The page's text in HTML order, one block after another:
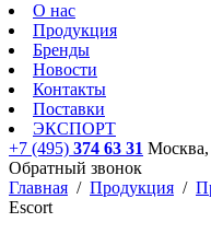
О нас
Продукция
Бренды
Новости
Контакты
Поставки
ЭКСПОРТ
+7 (495) 374 63 31
Обратный звонок
Главная / Продукция /
Escort